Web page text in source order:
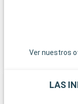
Ver nuestros
LAS